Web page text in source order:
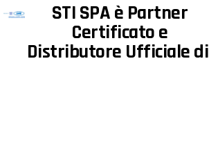
STI SPA è Partner
Certificato e
Distributore Ufficiale